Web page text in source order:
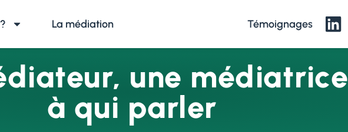
La médiation Témoignages
une médiatrice
à qui parler